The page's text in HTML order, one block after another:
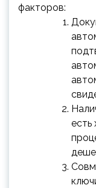
факторов:
есть